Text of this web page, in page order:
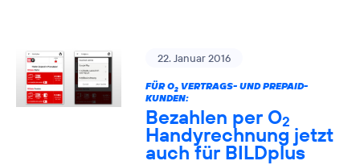
22. Januar 2016
FÜR O2VERTRAGS- UND PREPAID-
KUNDEN:
Bezahlen per O2
Handyrechnung jetzt
auch für BILDplus